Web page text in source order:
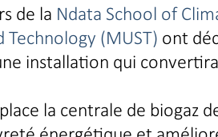
de la Ndata School of
Technology (MUST) ont
installation qui
la centrale de biogaz